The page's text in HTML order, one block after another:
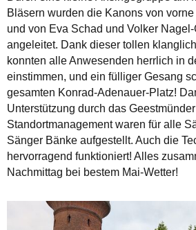
Bläsern wurden die Kanons von
und von Eva Schad und Volker
angeleitet. Dank dieser tollen
konnten alle Anwesenden herrlich in
einstimmen, und ein fülliger Gesang
gesamten Konrad-Adenauer-Platz!
Unterstützung durch das Geestmünder
Standortmanagement waren für alle
Sänger Bänke aufgestellt. Auch die
hervorragend funktioniert! Alles
Nachmittag bei bestem Mai-Wetter!